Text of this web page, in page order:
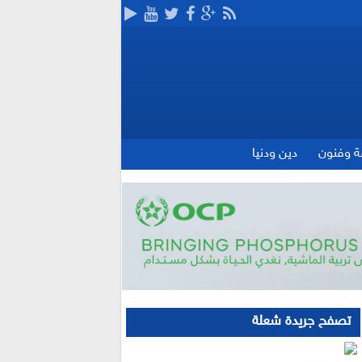
وفنون دين ودنيا
تصفح جريدة شعلة